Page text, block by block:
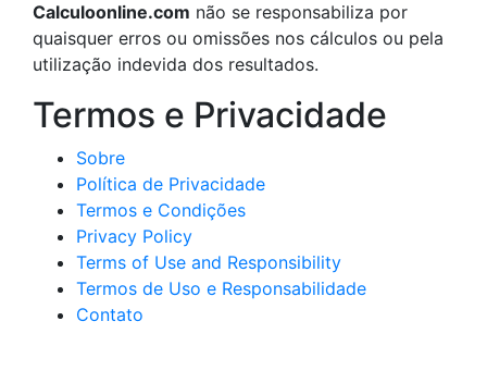
Calculoonline.com não se responsabiliza por
quaisquer erros ou omissões nos cálculos ou pela
utilização indevida dos resultados.
Termos e Privacidade
Sobre
Política de Privacidade
Termos e Condições
Privacy Policy
Terms of Use and Responsibility
Termos de Uso e Responsabilidade
Contato